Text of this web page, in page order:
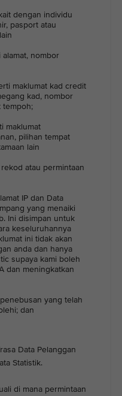
dengan individu
pasport atau
nombor
maklumat kad credit
kad, nombor
tempoh;
maklumat
pilihan tempat
lain
atau permintaan
IP dan Data
yang menaiki
Ini disimpan untuk
keseluruhannya
ini tidak akan
anda dan hanya
supaya kami boleh
dan meningkatkan
yang telah
dan
Data Pelanggan
Statistik.
di mana permintaan